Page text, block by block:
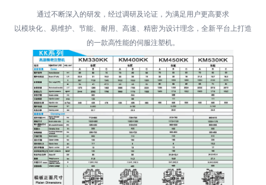
通过不断深入的研发，经过调研及论证，为满足用户更高要求
以模块化、易维护、节能、耐用、高速、精密为设计理念，全新平台上打造
的一款高性能的伺服注塑机。